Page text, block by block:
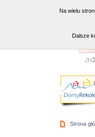
Strona
Na wielu
Dalsze